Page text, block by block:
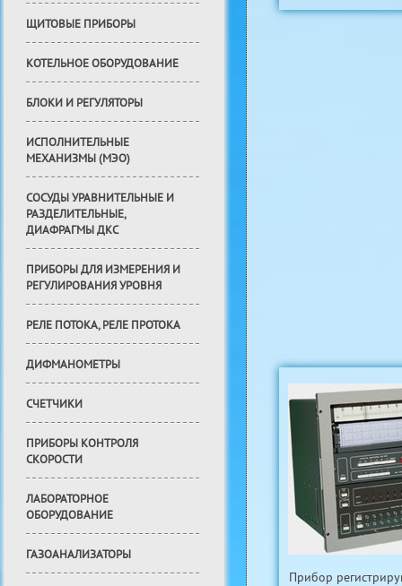
ЩИТОВЫЕ ПРИБОРЫ
КОТЕЛЬНОЕ ОБОРУДОВАНИЕ
БЛОКИ И РЕГУЛЯТОРЫ
ИСПОЛНИТЕЛЬНЫЕ
МЕХАНИЗМЫ (МЭО)
СОСУДЫ УРАВНИТЕЛЬНЫЕ И
РАЗДЕЛИТЕЛЬНЫЕ,
ДИАФРАГМЫ ДКС
ПРИБОРЫ ДЛЯ ИЗМЕРЕНИЯ И
РЕГУЛИРОВАНИЯ УРОВНЯ
РЕЛЕ ПОТОКА, РЕЛЕ ПРОТОКА
ДИФМАНОМЕТРЫ
СЧЕТЧИКИ
ПРИБОРЫ КОНТРОЛЯ
СКОРОСТИ
ЛАБОРАТОРНОЕ
ОБОРУДОВАНИЕ
ГАЗОАНАЛИЗАТОРЫ
Прибор